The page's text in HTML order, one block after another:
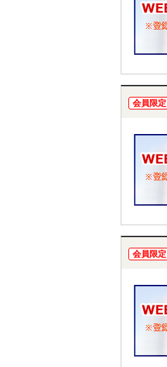
会員限定
会員限定